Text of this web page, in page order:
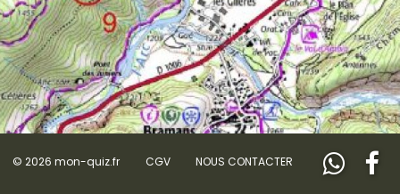
© 2026 mon-quiz.fr CGV NOUS CONTACTER